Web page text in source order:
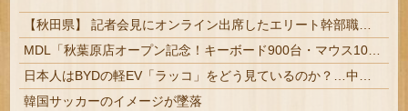
韓国サッカーのイメージが墜落